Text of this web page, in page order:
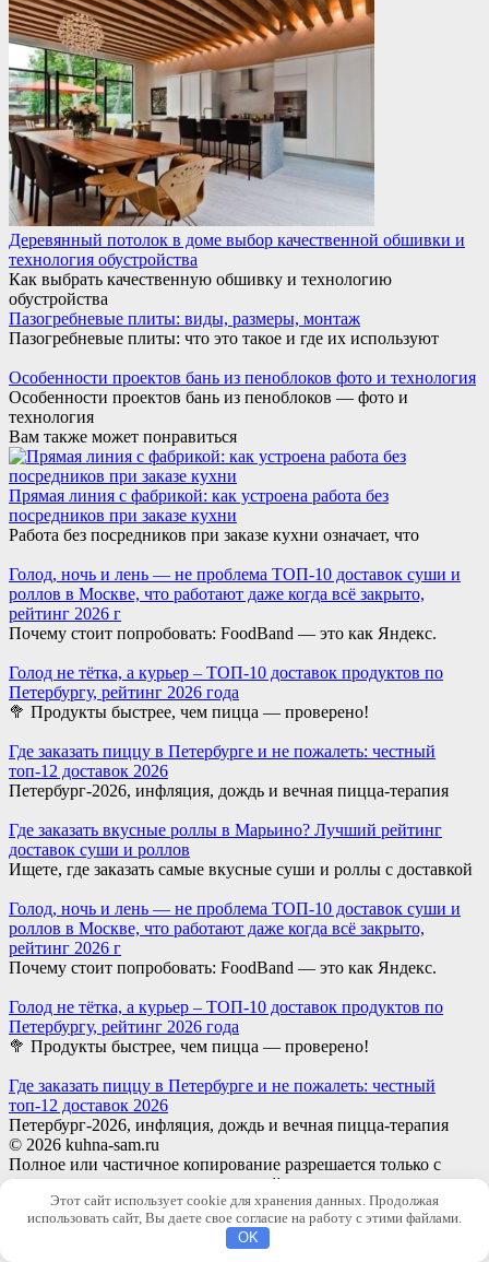
Деревянный потолок в доме выбор качественной обшивки и
технология обустройства
Как выбрать качественную обшивку и технологию
обустройства
Пазогребневые плиты: виды, размеры, монтаж
Пазогребневые плиты: что это такое и где их используют
Особенности проектов бань из пеноблоков фото и технология
Особенности проектов бань из пеноблоков — фото и
технология
Вам также может понравиться
Прямая линия с фабрикой: как устроена работа без
посредников при заказе кухни
Работа без посредников при заказе кухни означает, что
Голод, ночь и лень — не проблема ТОП-10 доставок суши и
роллов в Москве, что работают даже когда всё закрыто,
рейтинг 2026 г
Почему стоит попробовать: FoodBand — это как Яндекс.
Голод не тётка, а курьер – ТОП-10 доставок продуктов по
Петербургу, рейтинг 2026 года
🥦 Продукты быстрее, чем пицца — проверено!
Где заказать пиццу в Петербурге и не пожалеть: честный
топ-12 доставок 2026
Петербург-2026, инфляция, дождь и вечная пицца-терапия
Где заказать вкусные роллы в Марьино? Лучший рейтинг
доставок суши и роллов
Ищете, где заказать самые вкусные суши и роллы с доставкой
Голод, ночь и лень — не проблема ТОП-10 доставок суши и
роллов в Москве, что работают даже когда всё закрыто,
рейтинг 2026 г
Почему стоит попробовать: FoodBand — это как Яндекс.
Голод не тётка, а курьер – ТОП-10 доставок продуктов по
Петербургу, рейтинг 2026 года
🥦 Продукты быстрее, чем пицца — проверено!
Где заказать пиццу в Петербурге и не пожалеть: честный
топ-12 доставок 2026
Петербург-2026, инфляция, дождь и вечная пицца-терапия
© 2026 kuhna-sam.ru
Полное или частичное копирование разрешается только с
письменного разрешения автора сайта.
Отдельные материалы, опубликованные на сайте, преследуют
учебные цели.
Этот сайт использует cookie для хранения данных. Продолжая
использовать сайт, Вы даете свое согласие на работу с этими файлами.
OK